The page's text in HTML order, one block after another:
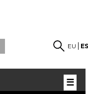
EU
☰